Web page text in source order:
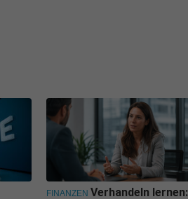
FINANZEN Verhandeln lernen: